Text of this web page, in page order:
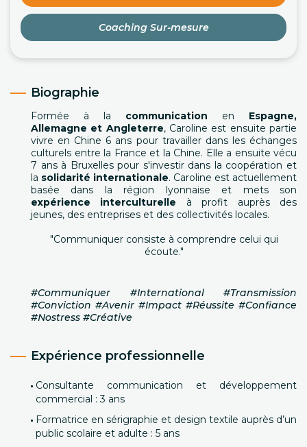
Coaching Sur-mesure
Biographie
Formée à la communication en Espagne,
Allemagne et Angleterre, Caroline est ensuite partie
vivre en Chine 6 ans pour travailler dans les échanges
culturels entre la France et la Chine. Elle a ensuite vécu
7 ans à Bruxelles pour s'investir dans la coopération et
la solidarité internationale. Caroline est actuellement
basée dans la région lyonnaise et mets son
expérience interculturelle à profit auprès des
jeunes, des entreprises et des collectivités locales.
"Communiquer consiste à comprendre celui qui
écoute."
#Communiquer #International #Transmission
#Conviction #Avenir #Impact #Réussite #Confiance
#Nostress #Créative
Expérience professionnelle
Consultante communication et développement
commercial : 3 ans
Formatrice en sérigraphie et design textile auprès d’un
public scolaire et adulte : 5 ans